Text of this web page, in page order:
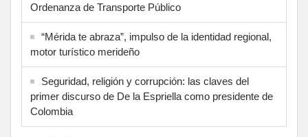
Ordenanza de Transporte Público
“Mérida te abraza”, impulso de la identidad regional,
motor turístico merideño
Seguridad, religión y corrupción: las claves del
primer discurso de De la Espriella como presidente de
Colombia